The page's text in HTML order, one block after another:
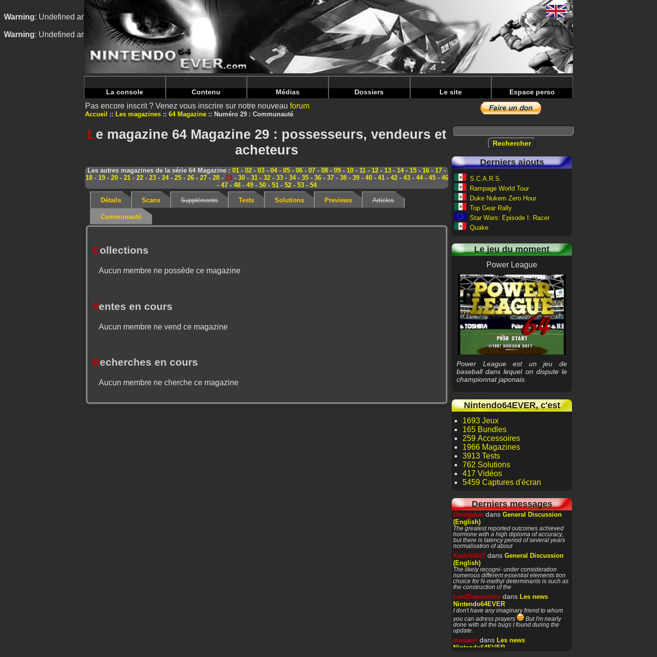
Warning: Undefined array key "HTTP_REFERER" in/home/nintendoju/www/Magazine-Communaute.php on line70
Warning: Undefined array key "HTTP_REFERER" in/home/nintendoju/www/Magazine-Communaute.phpon line74
La console Contenu Médias Dossiers Le site Espace perso
Pas encore inscrit ? Venez vous inscrire sur notre nouveau forum
Accueil Les magazines 64 Magazine Numéro 29 : Communauté
Le magazine 64 Magazine 29 : possesseurs, vendeurs et
acheteurs
Les autres magazines de la série 64 Magazine : 01 - 02 - 03 - 04- 05 - 06 - 07 - 08 - 09 - 10 - 11 - 12 - 13 - 14- 15 - 16 - 17 -
18- 19- 20- 21- 22- 23- 24- 25- 26- 27- 28- 29- 30- 31- 32- 33- 34- 35- 36- 37- 38- 39- 40- 41- 42- 43- 44- 45- 46
- 47- 48- 49- 50- 51- 52- 53- 54
Détails Scans Suppléments Tests Solutions Previews Articles
Communauté
Collections
Aucun membre ne possède ce magazine
Ventes en cours
Aucun membre ne vend ce magazine
Recherches en cours
Aucun membre ne cherche ce magazine
Derniers ajouts
S.C.A.R.S.
Rampage World Tour
Duke Nukem Zero Hour
Top Gear Rally
Star Wars: Episode I: Racer
Quake
Le jeu du moment
Power League
Power League est un jeu de
baseball dans lequel on dispute le
championnat japonais.
Nintendo64EVER, c'est
1693 Jeux
165 Bundles
259 Accessoires
1966 Magazines
3913 Tests
762 Solutions
417 Vidéos
5459 Captures d'écran
Derniers messages
Georgdon dans General Discussion
(English)
The greatest reported outcomes achieved
hormone with a high diploma of accuracy,
but there is latency period of several years
normalisation of about
KadokWaTdans General Discussion
(English)
The likely recogni- under consideration
numerous different essential elements tion
choice for N-methyl determinants is such as
the construction of the
LordSuprachris dans Les news
Nintendo64EVER
I don't have any imaginary friend to whom
you can adress prayers
But I'm nearly
done with all the bugs I found during the
update.
masauri dans Les news
Nintendo64EVER